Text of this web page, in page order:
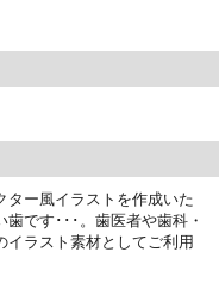
ター風イラストを作成いた
です･･･。歯医者や歯科・
ラスト素材としてご利用